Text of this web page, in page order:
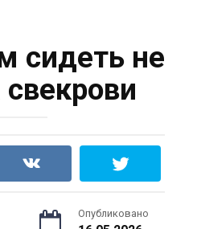
сидеть не
Опубликовано